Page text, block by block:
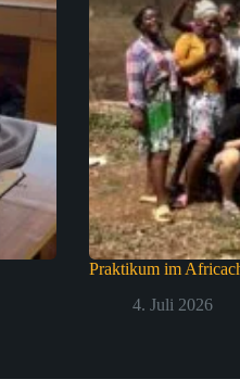
Praktikum im
4. Juli 2026